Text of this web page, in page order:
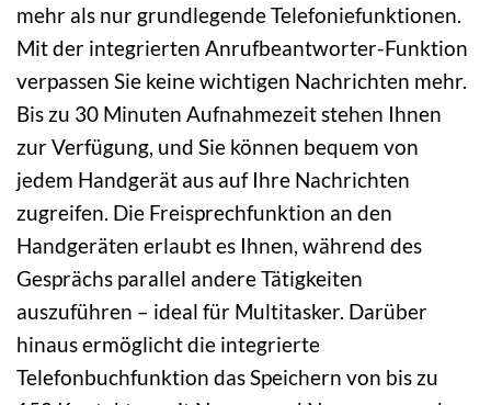
mehr als nur grundlegende Telefoniefunktionen.
Mit der integrierten Anrufbeantworter-Funktion
verpassen Sie keine wichtigen Nachrichten mehr.
Bis zu 30 Minuten Aufnahmezeit stehen Ihnen
zur Verfügung, und Sie können bequem von
jedem Handgerät aus auf Ihre Nachrichten
zugreifen. Die Freisprechfunktion an den
Handgeräten erlaubt es Ihnen, während des
Gesprächs parallel andere Tätigkeiten
auszuführen – ideal für Multitasker. Darüber
hinaus ermöglicht die integrierte
Telefonbuchfunktion das Speichern von bis zu